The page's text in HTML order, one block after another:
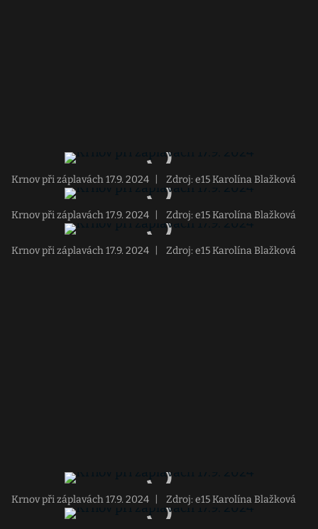
Krnov při záplavách 17.9. 2024 Zdroj: e15 Karolína Blažková
Krnov při záplavách 17.9. 2024 Zdroj: e15 Karolína Blažková
Krnov při záplavách 17.9. 2024 Zdroj: e15 Karolína Blažková
Krnov při záplavách 17.9. 2024 Zdroj: e15 Karolína Blažková